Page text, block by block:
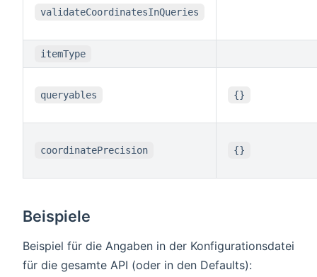
validateCoordinatesInQueries
itemType
queryables {}
coordinatePrecision {}
Beispiele
Beispiel für die Angaben in der Konfigurationsdatei
für die gesamte API (oder in den Defaults):